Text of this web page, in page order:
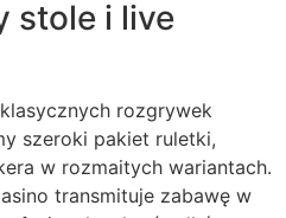
stole i live
rozgrywek
szeroki pakiet ruletki,
w rozmaitych wariantach.
transmituje zabawę w